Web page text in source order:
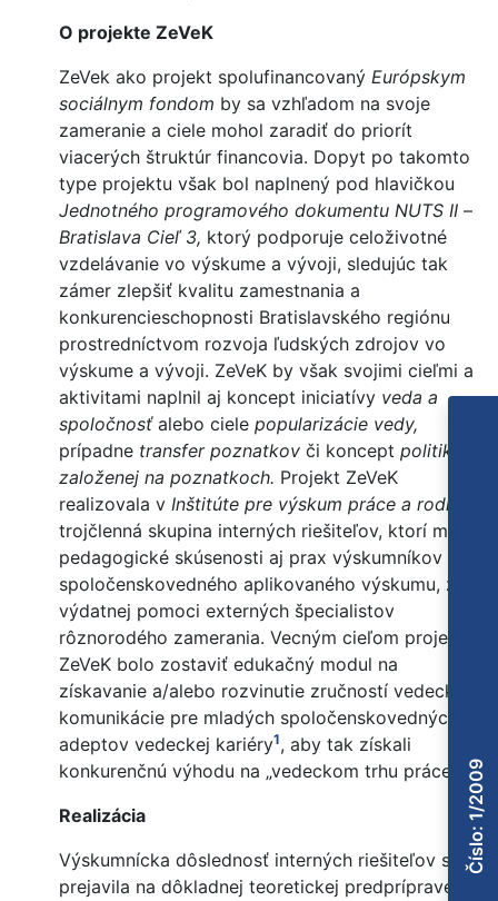
O projekte ZeVeK
ZeVek ako projekt spolufinancovaný Európskym
sociálnym fondom by sa vzhľadom na svoje
zameranie a ciele mohol zaradiť do priorít
viacerých štruktúr financovia. Dopyt po takomto
type projektu však bol naplnený pod hlavičkou
Jednotného programového dokumentu NUTS II –
Bratislava Cieľ 3, ktorý podporuje celoživotné
vzdelávanie vo výskume a vývoji, sledujúc tak
zámer zlepšiť kvalitu zamestnania a
konkurencieschopnosti Bratislavského regiónu
prostredníctvom rozvoja ľudských zdrojov vo
výskume a vývoji. ZeVeK by však svojimi cieľmi a
aktivitami naplnil aj koncept iniciatívy veda a
spoločnosť alebo ciele popularizácie vedy,
prípadne transfer poznatkov či koncept politiky
založenej na poznatkoch. Projekt ZeVeK
realizovala v Inštitúte pre výskum práce a rodiny
trojčlenná skupina interných riešiteľov, ktorí mali
pedagogické skúsenosti aj prax výskumníkov
spoločenskovedného aplikovaného výskumu, za
výdatnej pomoci externých špecialistov
rôznorodého zamerania. Vecným cieľom projektu
ZeVeK bolo zostaviť edukačný modul na
získavanie a/alebo rozvinutie zručností vedeckej
komunikácie pre mladých spoločenskovedných
adeptov vedeckej kariéry1, aby tak získali
konkurenčnú výhodu na „vedeckom trhu práce“.
Realizácia
Výskumnícka dôslednosť interných riešiteľov sa
prejavila na dôkladnej teoretickej predpríprave a
Číslo: 1/2009